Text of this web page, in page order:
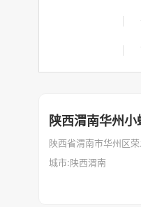
陕西渭南华州
陕西省渭南市华州区
城市:陕西渭南